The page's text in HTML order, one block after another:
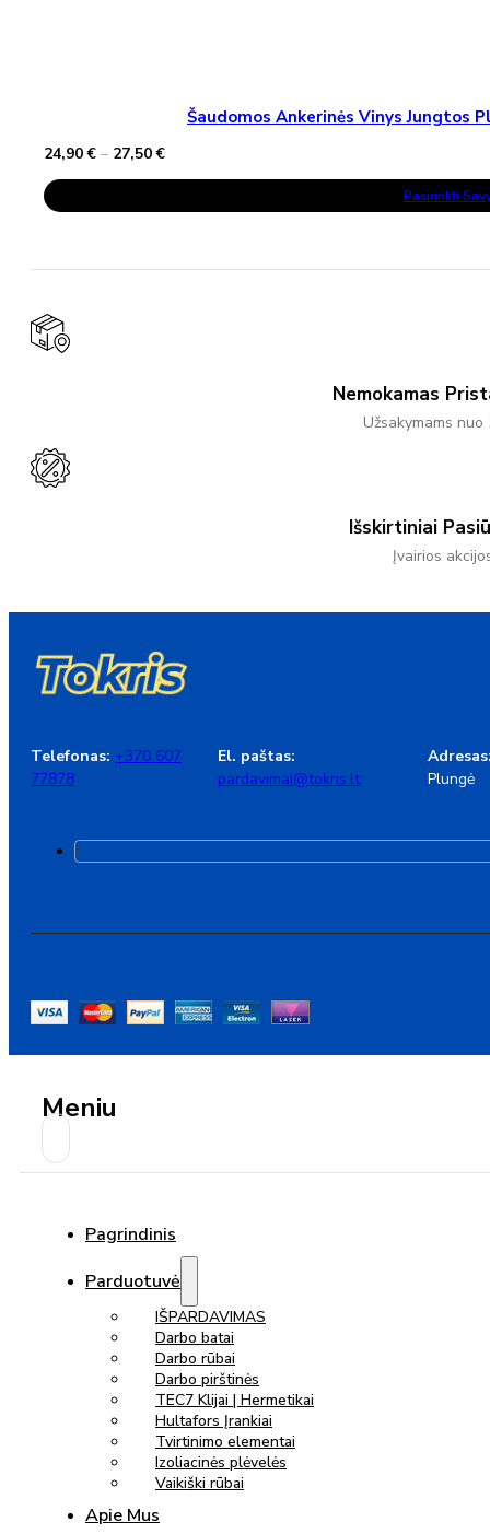
Šaudomos Ankerinės Vinys Jungtos
24,90€ – 27,50€Price
through
Pasirinkti
This
Product
Has
The
Be
Chosen
On
Nemokamas
Užsakymams nuo
Išskirtiniai
Įvairios
Telefonas: +370 607
77878
El. paštas:
pardavimai@tokris.lt
Plungė
Meniu
Pagrindinis
Parduotuvė
IŠPARDAVIMAS
Darbo batai
Darbo rūbai
Darbo pirštinės
TEC7 Klijai | Hermetikai
Hultafors Įrankiai
Tvirtinimo elementai
Izoliacinės plėvelės
Vaikiški rūbai
Apie Mus